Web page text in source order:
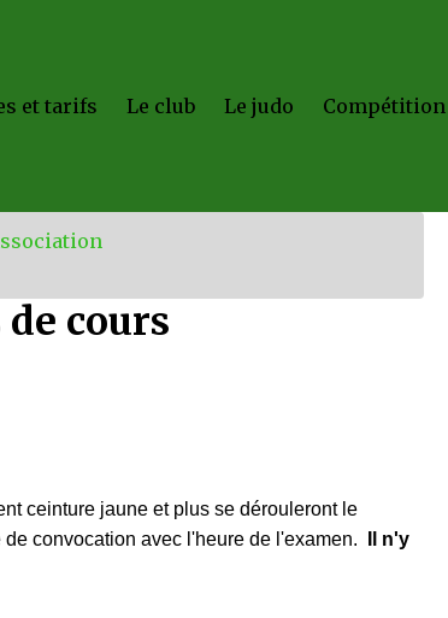
et tarifs Le club Le judo Compétition
cours
ceinture jaune et plus se dérouleront le
convocation avec l'heure de l'examen.
Il n'y